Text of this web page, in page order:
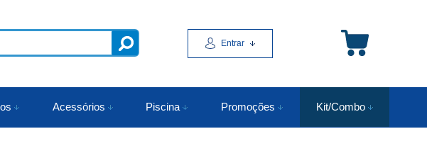
Entrar
Acessórios Piscina Promoções Kit/Combo